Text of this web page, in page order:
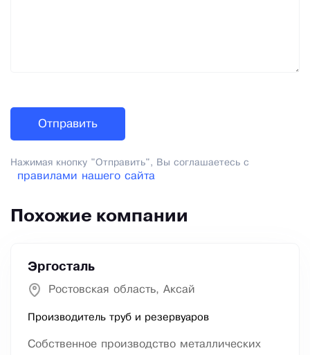
Нажимая кнопку "Отправить", Вы соглашаетесь с
правилами нашего сайта
Похожие компании
Эргосталь
Ростовская область, Аксай
Производитель труб и резервуаров
Собственное производство металлических